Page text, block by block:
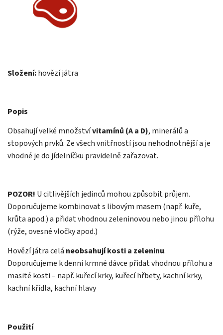
Složení:hovězí játra
Popis
Obsahují velké množstvívitamínů (A a D), minerálů a
stopových prvků. Ze všech vnitřností jsou nehodnotnější a je
vhodné je do jídelníčku pravidelně zařazovat.
POZOR! U citlivějších jedinců mohou způsobit průjem.
Doporučujeme kombinovat s libovým masem (např. kuře,
krůta apod.) a přidat vhodnou zeleninovou nebo jinou přílohu
(rýže, ovesné vločky apod.)
Hovězí játra celá neobsahují kosti a zeleninu.
Doporučujeme k denní krmné dávce přidat vhodnou přílohu a
masité kosti – např. kuřecí krky, kuřecí hřbety, kachní krky,
kachní křídla, kachní hlavy
Použití